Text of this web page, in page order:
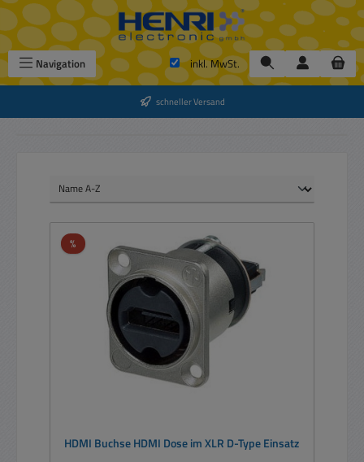
Zum Hauptinhalt springen
Navigation inkl. MwSt.
schneller Versand
%Rabatt
HDMI Buchse HDMI Dose im XLR D-Type Einsatz